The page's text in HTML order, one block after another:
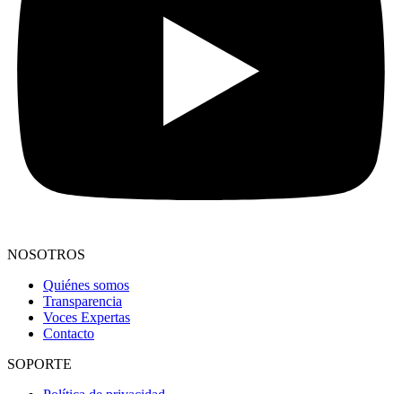
NOSOTROS
Quiénes somos
Transparencia
Voces Expertas
Contacto
SOPORTE